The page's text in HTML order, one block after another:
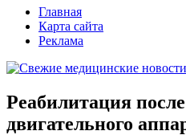
Главная
Карта сайта
Реклама
Реабилитация
двигательного